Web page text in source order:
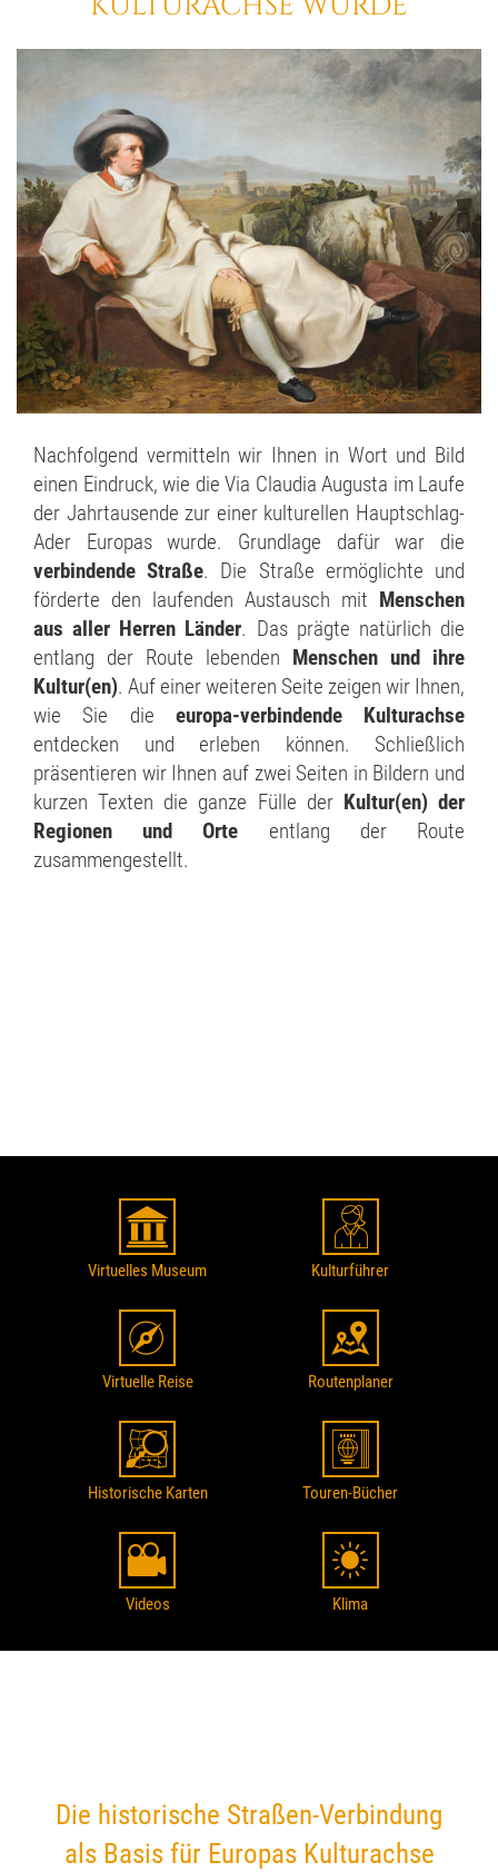
Nachfolgend vermitteln wir Ihnen in Wort und Bild
einen Eindruck, wie die Via Claudia Augusta im Laufe
der Jahrtausende zur einer kulturellen Hauptschlag-
Ader Europas wurde. Grundlage dafür war die
verbindende Straße. Die Straße ermöglichte und
förderte den laufenden Austausch mit Menschen
aus aller Herren Länder. Das prägte natürlich die
entlang der Route lebenden Menschen und ihre
Kultur(en). Auf einer weiteren Seite zeigen wir Ihnen,
wie Sie die europa-verbindende Kulturachse
entdecken und erleben können. Schließlich
präsentieren wir Ihnen auf zwei Seiten in Bildern und
kurzen Texten die ganze Fülle der Kultur(en) der
Regionen und Orte entlang der Route
zusammengestellt.
Virtuelles Museum Kulturführer
Virtuelle Reise Routenplaner
Historische Karten Touren-Bücher
Videos Klima
Die historische Straßen-Verbindung
als Basis für Europas Kulturachse